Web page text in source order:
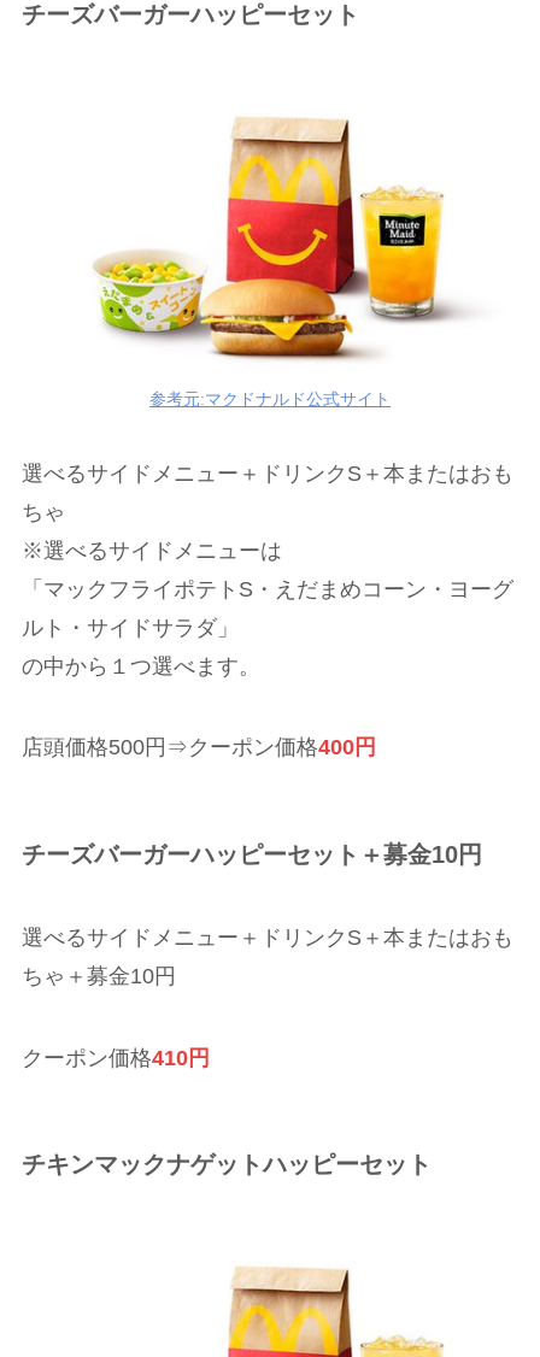
チーズバーガーハッピーセット
参考元:マクドナルド公式サイト
選べるサイドメニュー＋ドリンクS＋本またはおも
ちゃ
※選べるサイドメニューは
「マックフライポテトS・えだまめコーン・ヨーグ
ルト・サイドサラダ」
の中から１つ選べます。
店頭価格500円⇒クーポン価格400円
チーズバーガーハッピーセット＋募金10円
選べるサイドメニュー＋ドリンクS＋本またはおも
ちゃ＋募金10円
クーポン価格410円
チキンマックナゲットハッピーセット